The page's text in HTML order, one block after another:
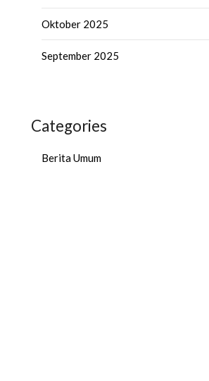
Oktober 2025
September 2025
Categories
Berita Umum